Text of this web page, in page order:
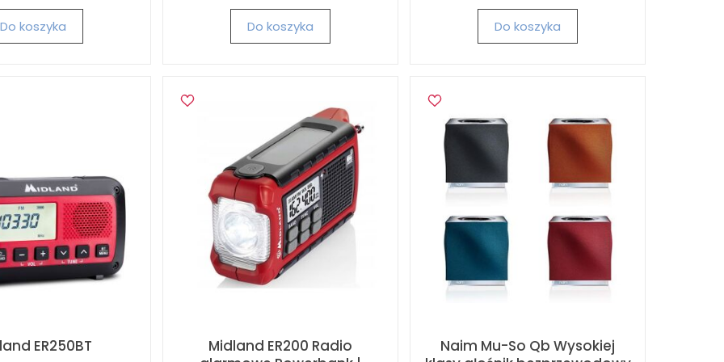
Do koszyka Do koszyka Do koszyka
ER250BT
Midland ER200 Radio
Naim Mu-So Qb Wysokiej